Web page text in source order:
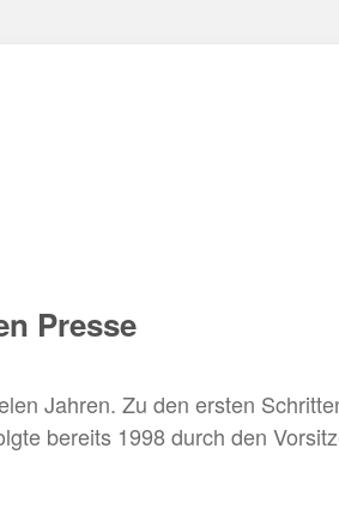
Presse
Jahren. Zu den ersten
bereits 1998 durch den